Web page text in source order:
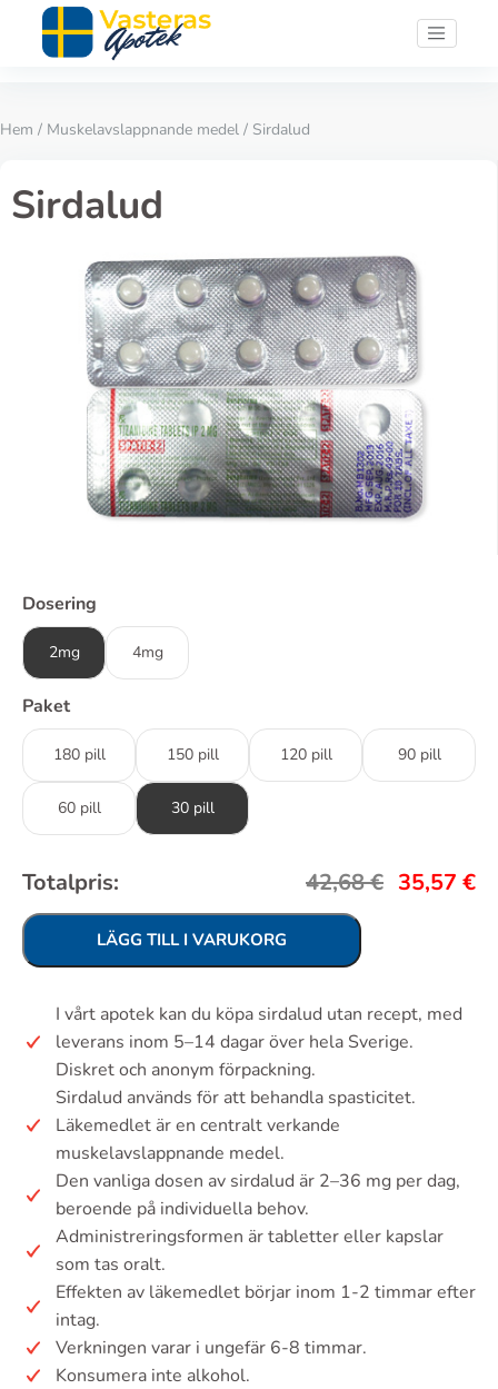
Hem / Muskelavslappnande medel / Sirdalud
Sirdalud
Dosering
2mg 4mg
Paket
180 pill 150 pill 120 pill 90 pill
60 pill 30 pill
Totalpris: 42,68€ 35,57 €
LÄGG TILL I VARUKORG
I vårt apotek kan du köpa sirdalud utan recept, med
leverans inom 5–14 dagar över hela Sverige.
Diskret och anonym förpackning.
Sirdalud används för att behandla spasticitet.
Läkemedlet är en centralt verkande
muskelavslappnande medel.
Den vanliga dosen av sirdalud är 2–36 mg per dag,
beroende på individuella behov.
Administreringsformen är tabletter eller kapslar
som tas oralt.
Effekten av läkemedlet börjar inom 1-2 timmar efter
intag.
Verkningen varar i ungefär 6-8 timmar.
Konsumera inte alkohol.